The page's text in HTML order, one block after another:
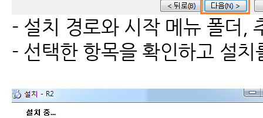
- 설치 경로와 시작 메뉴 폴더,
- 선택한 항목을 확인하고 설